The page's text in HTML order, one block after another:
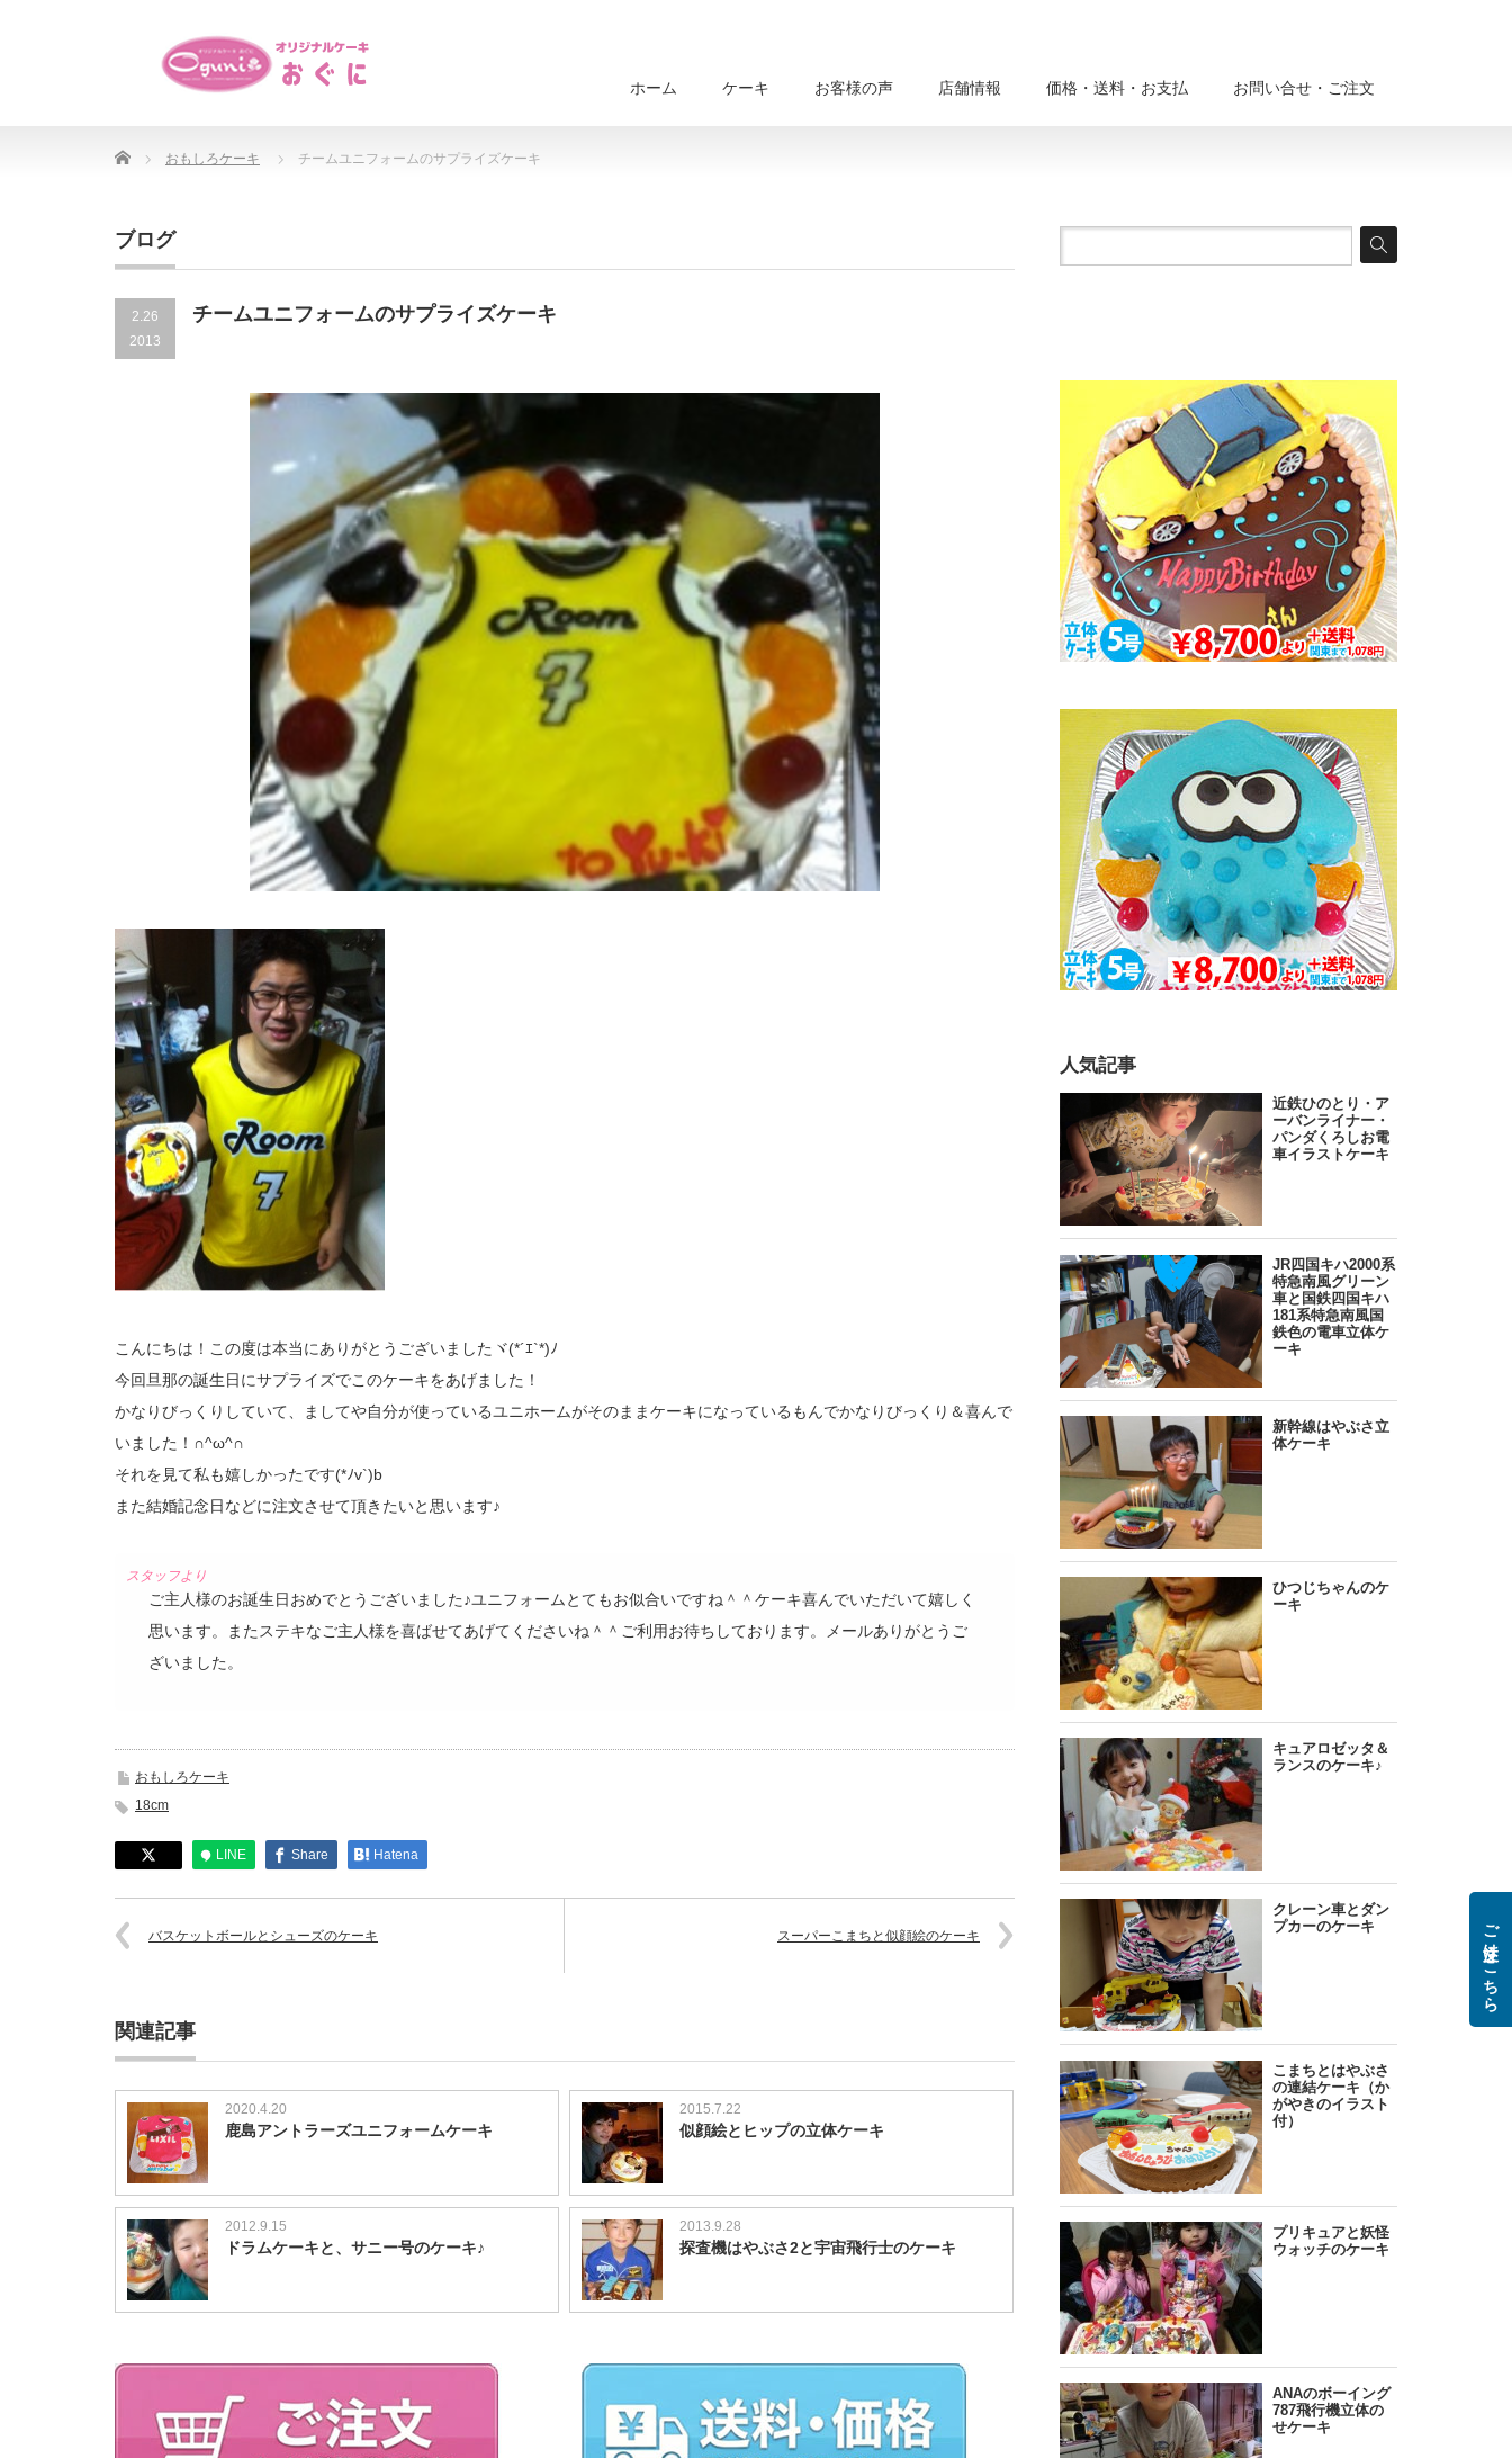
ホーム ケーキ お客様の声 店舗情報 価格・送料・お支払 お問い合せ・ご注文
Home おもしろケーキ チームユニフォームのサプライズケーキ
ブログ
2.26
2013
チームユニフォームのサプライズケーキ
こんにちは！この度は本当にありがとうございましたヾ(*´ｴ`*)ﾉ
今回旦那の誕生日にサプライズでこのケーキをあげました！
かなりびっくりしていて、ましてや自分が使っているユニホームがそのままケーキになっているもんでかなりびっくり＆喜んで
いました！∩^ω^∩
それを見て私も嬉しかったです(*ﾉv`)b
また結婚記念日などに注文させて頂きたいと思います♪
ご主人様のお誕生日おめでとうございました♪ユニフォームとてもお似合いですね＾＾ケーキ喜んでいただいて嬉しく
思います。またステキなご主人様を喜ばせてあげてくださいね＾＾ご利用お待ちしております。メールありがとうご
ざいました。
おもしろケーキ
18cm
LINE Share Hatena
バスケットボールとシューズのケーキ スーパーこまちと似顔絵のケーキ
関連記事
2020.4.20
鹿島アントラーズユニフォームケーキ
2015.7.22
似顔絵とヒップの立体ケーキ
2012.9.15
ドラムケーキと、サニー号のケーキ♪
2013.9.28
探査機はやぶさ2と宇宙飛行士のケーキ
人気記事
ご注文はこちら